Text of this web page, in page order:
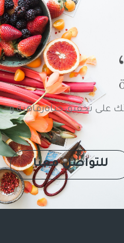
تحقيق حياةرفاهية و
للتواصل معنا